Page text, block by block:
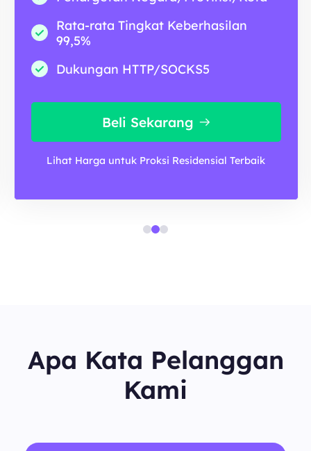
Rata-rata Tingkat Keberhasilan
99,5%
Dukungan HTTP/SOCKS5
Beli Sekarang
Lihat Harga untuk Proksi Residensial Terbaik
Apa Kata Pelanggan
Kami